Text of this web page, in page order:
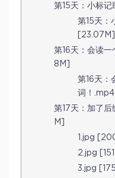
第15天：小标
第15天：
[23.07M]
第16天：会读
8M]
第16天：
词！
第17天：加了
M]
1.jpg
2.jpg
3.jpg